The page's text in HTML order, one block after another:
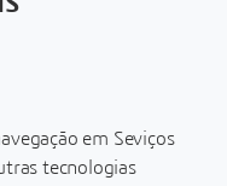
em Seviços
tecnologias